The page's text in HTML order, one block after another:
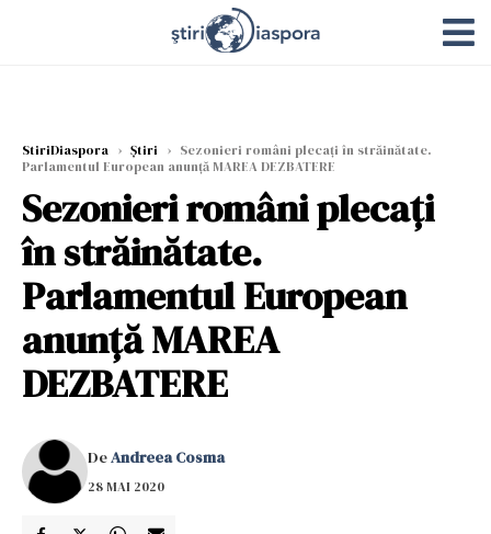
StiriDiaspora › Știri › Sezonieri români plecaţi în străinătate.
Parlamentul European anunţă MAREA DEZBATERE
Sezonieri români plecaţi
în străinătate.
Parlamentul European
anunţă MAREA
DEZBATERE
DeAndreea Cosma
28 MAI 2020